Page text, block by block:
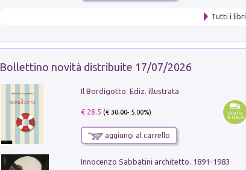
Tutti i libri
Bollettino novità distribuite 17/07/2026
Il Bordigotto. Ediz. illustrata
€ 28.5 (€30.00- 5.00%)
aggiungi al carrello
Innocenzo Sabbatini architetto. 1891-1983